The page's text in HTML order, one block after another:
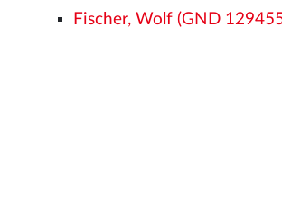
Fischer, Wolf (GND